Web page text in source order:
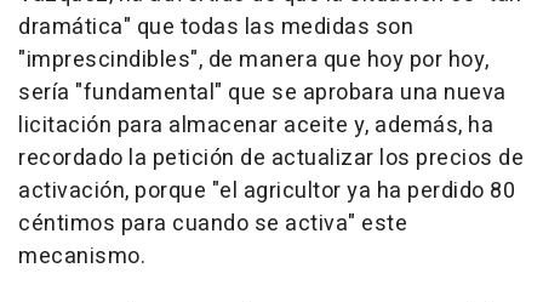
dramática" que todas las medidas son
"imprescindibles", de manera que hoy por hoy,
sería "fundamental" que se aprobara una nueva
licitación para almacenar aceite y, además, ha
recordado la petición de actualizar los precios de
activación, porque "el agricultor ya ha perdido 80
céntimos para cuando se activa" este
mecanismo.